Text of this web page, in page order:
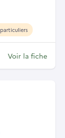
Voir la fiche